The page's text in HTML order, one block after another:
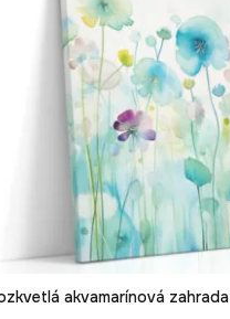
RYCHLÉ ZOBRAZENÍ
akvamarínová zahrada